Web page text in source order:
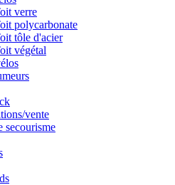
verre
polycarbonate
tôle d'acier
végétal
vente
secourisme